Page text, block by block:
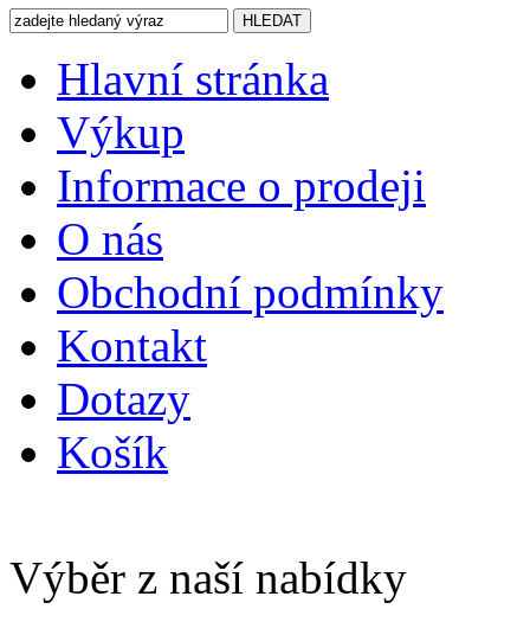
Hlavní stránka
Výkup
Informace o prodeji
O nás
Obchodní podmínky
Kontakt
Dotazy
Košík
Výběr z naší nabídky